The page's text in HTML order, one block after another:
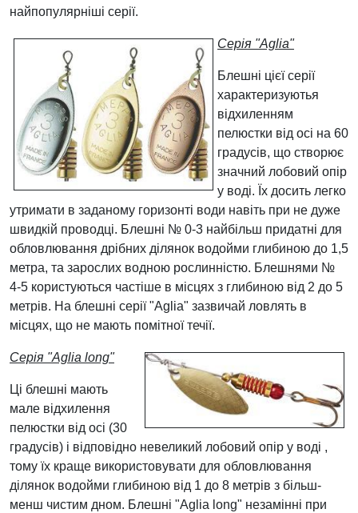
найпопулярніші серії.
Серія "Aglia"
Блешні цієї серії
характеризуютья
відхиленням
пелюстки від осі на 60
градусів, що створює
значний лобовий опір
у воді. Їх досить легко
утримати в заданому горизонті води навіть при не дуже
швидкій проводці. Блешні № 0-3 найбільш придатні для
обловлювання дрібних ділянок водойми глибиною до 1,5
метра, та зарослих водною рослинністю. Блешнями №
4-5 користуються частіше в місцях з глибиною від 2 до 5
метрів. На блешні серії "Aglia" зазвичай ловлять в
місцях, що не мають помітної течії.
Серія "Aglia long"
Ці блешні мають
мале відхилення
пелюстки від осі (30
градусів) і відповідно невеликий лобовий опір у воді ,
тому їх краще використовувати для обловлювання
ділянок водойми глибиною від 1 до 8 метрів з більш-
менш чистим дном. Блешні "Aglia long" незамінні при